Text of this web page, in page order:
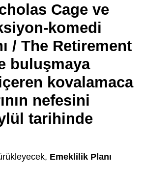
Cage ve
komedi
/ The Retirement
buluşmaya
kovalamaca
nefesini
tarihinde
Emeklilik Planı